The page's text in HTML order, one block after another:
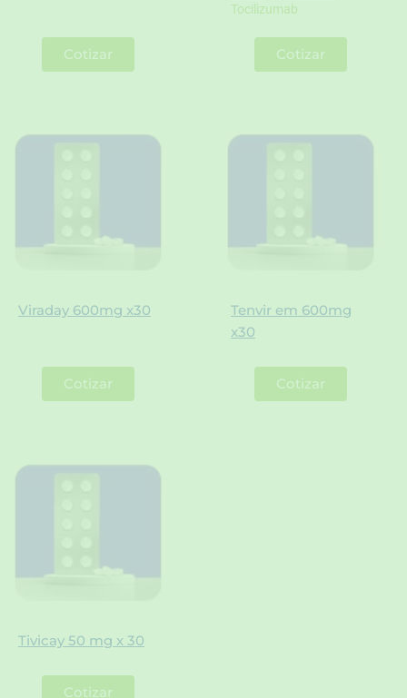
Cotizar
Tocilizumab
Cotizar
Viraday 600mg x30
Cotizar
Tenvir em 600mg
x30
Cotizar
Tivicay 50 mg x 30
Cotizar